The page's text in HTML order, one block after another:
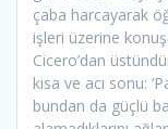
çaba harcayarak
işleri üzerine
Cicero’dan
kısa ve acı sonu:
bundan da güçlü